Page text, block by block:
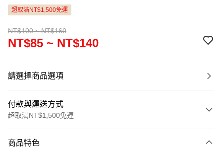
超取滿NT$1,500免運
NT$100 ~ NT$160
NT$85 ~ NT$140
請選擇商品選項
付款與運送方式
超取滿NT$1,500免運
信用卡一次付款
商品特色